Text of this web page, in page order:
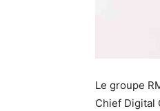
Le groupe
Chief Digital